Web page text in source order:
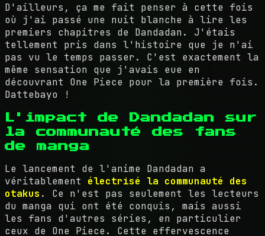
D'ailleurs, ça me fait penser à cette fois
où j'ai passé une nuit blanche à lire les
premiers chapitres de Dandadan. J'étais
tellement pris dans l'histoire que je n'ai
pas vu le temps passer. C'est exactement la
même sensation que j'avais eue en
découvrant One Piece pour la première fois.
Dattebayo !
L'impact de Dandadan sur
la communauté des fans
de manga
Le lancement de l'anime Dandadan a
véritablement électrisé la communauté des
otakus . Ce n'est pas seulement les lecteurs
du manga qui ont été conquis, mais aussi
les fans d'autres séries, en particulier
ceux de One Piece. Cette effervescence